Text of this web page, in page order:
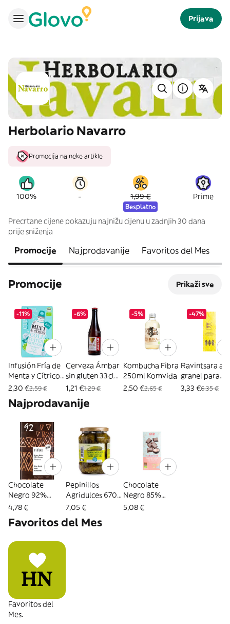
Prijava
Herbolario Navarro
Promocija na neke artikle
100% - 1,99 €
Besplatno
Prime
Precrtane cijene pokazuju najnižu cijenu u zadnjih 30 dana
prije sniženja
Promocije Najprodavanije Favoritos del Mes
Promocije Prikaži sve
-11%
Infusión Fría de
Menta y Cítricos
10 filtros Cupper
2,30 €2,59 €
-6%
Cerveza Ámbar
sin gluten 33cl
Ambar
1,21 €1,29 €
-5%
Kombucha Fibra
250ml Komvida
2,50 €2,65 €
-47%
Ravintsara a
granel para
infusión 50g
3,33 €6,35 €
Najprodavanije
Chocolate
Negro 92%
Cacao 80g
4,78 €
Pepinillos
Agridulces 670g
Terrasana
7,05 €
Chocolate
Negro 85%
Vegano con Sal
5,08 €
Favoritos del Mes
Favoritos del
Mes.